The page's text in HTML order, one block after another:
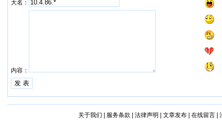
大名：
内容：
关于我们 服务条款 法律声明 文章发布| 在线留言|